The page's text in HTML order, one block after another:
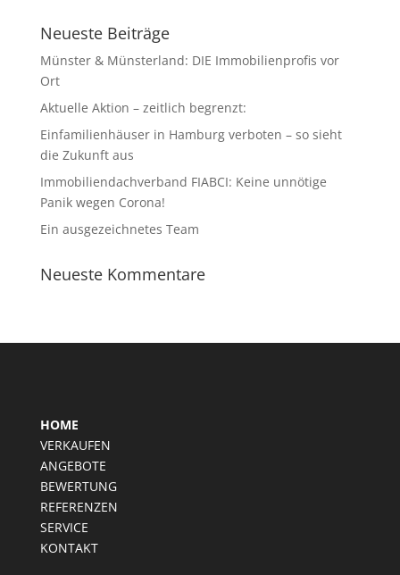
Neueste Beiträge
Münster & Münsterland: DIE Immobilienprofis vor
Ort
Aktuelle Aktion – zeitlich begrenzt:
Einfamilienhäuser in Hamburg verboten – so sieht
die Zukunft aus
Immobiliendachverband FIABCI: Keine unnötige
Panik wegen Corona!
Ein ausgezeichnetes Team
Neueste Kommentare
HOME
VERKAUFEN
ANGEBOTE
BEWERTUNG
REFERENZEN
SERVICE
KONTAKT